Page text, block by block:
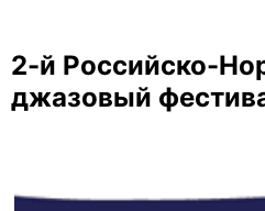
2-й Российско-
джазовый